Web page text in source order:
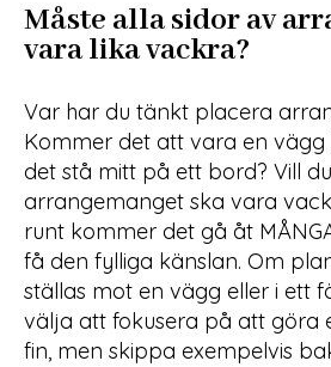
Måste alla sidor av
vara lika vackra?
Var har du tänkt placera
Kommer det att vara en
det stå mitt på ett bord? Vill
arrangemanget ska vara
runt kommer det gå åt
få den fylliga känslan. Om
ställas mot en vägg eller i ett
välja att fokusera på att göra
fin, men skippa exempelvis